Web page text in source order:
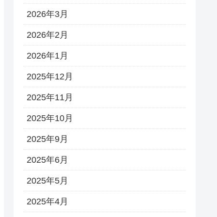
2026年3月
2026年2月
2026年1月
2025年12月
2025年11月
2025年10月
2025年9月
2025年6月
2025年5月
2025年4月